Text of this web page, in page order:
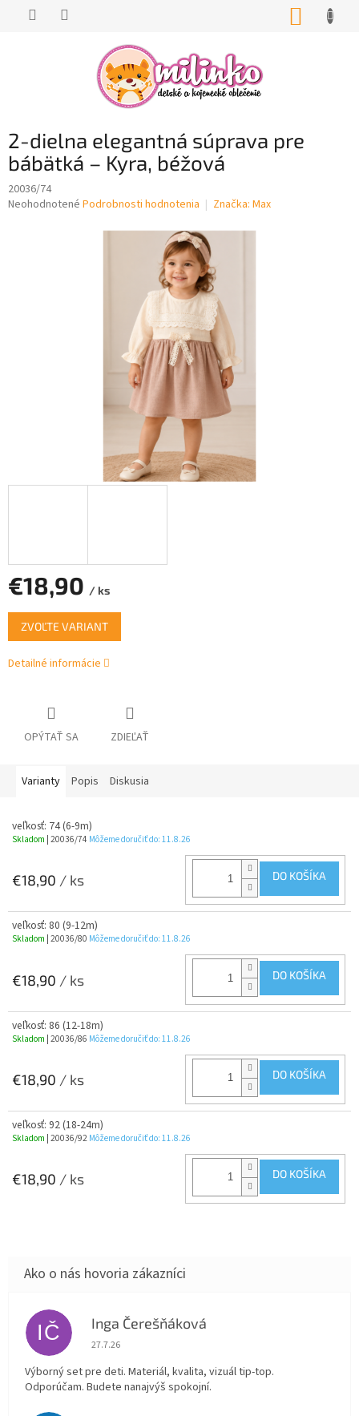
2-dielna elegantná súprava pre
bábätká – Kyra, béžová
20036/74
Priemerné
Neohodnotené Podrobnosti hodnotenia Značka: Max
€18,90 / ks
Jednotková
cena:
ZVOĽTE VARIANT
Detailné informácie
OPÝTAŤ SA ZDIEĽAŤ
Varianty Popis Diskusia
veľkosť: 74 (6-9m)
Skladom | 20036/74 Môžeme doručiť do: 11.8.26
€18,90 / ks DO KOŠÍKA
veľkosť: 80 (9-12m)
Skladom | 20036/80 Môžeme doručiť do: 11.8.26
€18,90 / ks DO KOŠÍKA
veľkosť: 86 (12-18m)
Skladom | 20036/86 Môžeme doručiť do: 11.8.26
€18,90 / ks DO KOŠÍKA
veľkosť: 92 (18-24m)
Skladom | 20036/92 Môžeme doručiť do: 11.8.26
€18,90 / ks DO KOŠÍKA
IČ Inga Čerešňáková
Hodnotenie obchodu je 5 z 5 hviezdičiek.
27.7.26
Výborný set pre deti. Materiál, kvalita, vizuál tip-top.
Odporúčam. Budete nanajvýš spokojní.